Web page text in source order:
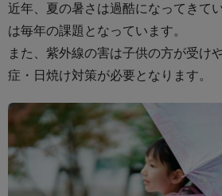
近年、夏の暑さは過酷になってきて
は毎年の課題となっています。
また、紫外線の害は子供の方が受け
症・日焼け対策が必要となります。